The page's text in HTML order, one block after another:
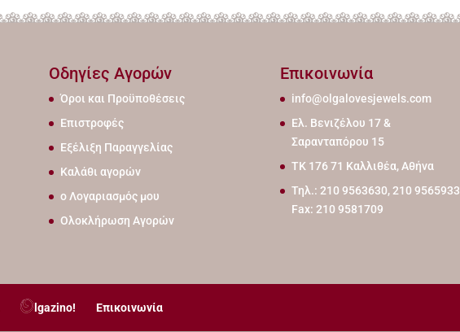
Οδηγίες Αγορών
Όροι και Προϋποθέσεις
Επιστροφές
Εξέλιξη Παραγγελίας
Καλάθι αγορών
ο Λογαριασμός μου
Ολοκλήρωση Αγορών
Επικοινωνία
info@olgalovesjewels.com
Ελ. Βενιζέλου 17 &
Σαρανταπόρου 15
ΤΚ 176 71 Καλλιθέα, Αθήνα
Τηλ.: 210 9563630, 210 9565933
Fax: 210 9581709
lgazino! Επικοινωνία